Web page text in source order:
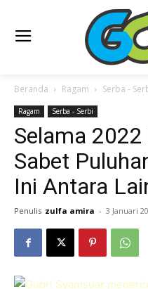
Beranda Ragam Serba -
Ragam Serba - Serbi
Selama
Sabet
Ini Antara
Penulis zulfa amira - 3 Januari